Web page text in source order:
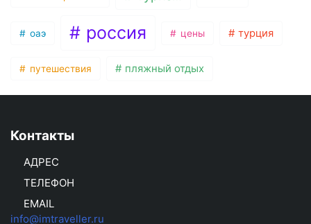
оаэ россия цены турция
путешествия пляжный отдых
Контакты
АДРЕС
ТЕЛЕФОН
EMAIL
info@imtraveller.ru